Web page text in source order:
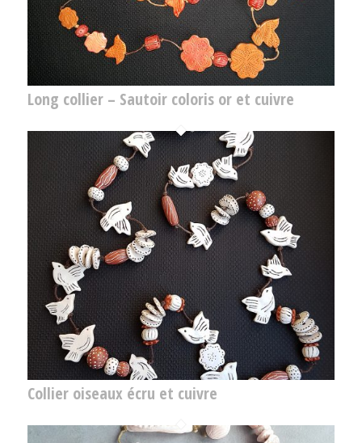
Long collier – Sautoir coloris or et cuivre
Collier oiseaux écru et cuivre